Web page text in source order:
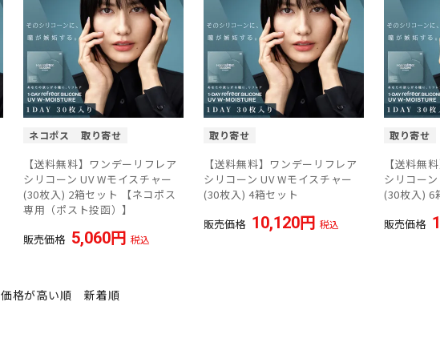
ネコポス 取り寄せ
【送料無料】ワンデーリフレア
シリコーン UV Wモイスチャー
(30枚入) 2箱セット 【ネコポス
専用（ポスト投函）】
販売価格 5,060 税込
取り寄せ
【送料無料】ワンデーリフレア
シリコーン UV Wモイスチャー
(30枚入) 4箱セット
販売価格 10,120 税込
取り寄せ
【送料無
シリコー
(30枚入) 6
販売価格
価格が高い順 新着順